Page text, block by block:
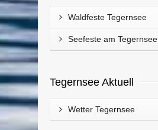
Waldfeste Tegernsee
Seefeste am Tegernsee
Tegernsee Aktuell
Wetter Tegernsee